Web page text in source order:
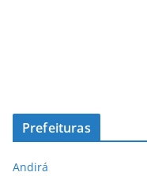
Prefeituras
Andirá